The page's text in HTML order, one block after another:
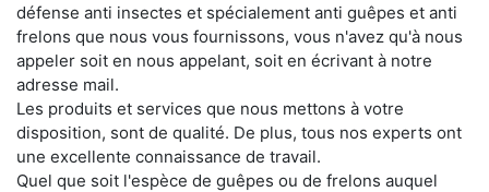
défense anti insectes et spécialement anti guêpes et anti
frelons que nous vous fournissons, vous n'avez qu'à nous
appeler soit en nous appelant, soit en écrivant à notre
adresse mail.
Les produits et services que nous mettons à votre
disposition, sont de qualité. De plus, tous nos experts ont
une excellente connaissance de travail.
Quel que soit l'espèce de guêpes ou de frelons auquel